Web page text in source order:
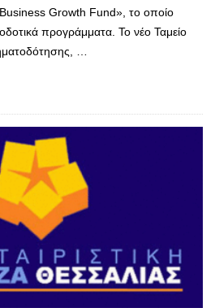
Growth Fund», το οποίο
προγράμματα. Το νέο Ταμείο
…